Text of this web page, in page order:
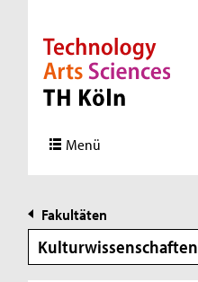
Direkt zur Hauptnavigation
Direkt zur Subnavigation
Direkt zum Inhalt
Direkt zum Fußbereich
Menü
Fakultäten
Kulturwissenschaften